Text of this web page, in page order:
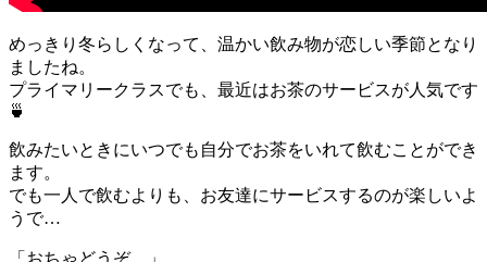
めっきり冬らしくなって、温かい飲み物が恋しい季節となり
ましたね。
プライマリークラスでも、最近はお茶のサービスが人気です
🍵
飲みたいときにいつでも自分でお茶をいれて飲むことができ
ます。
でも一人で飲むよりも、お友達にサービスするのが楽しいよ
うで…
「おちゃどうぞ。」